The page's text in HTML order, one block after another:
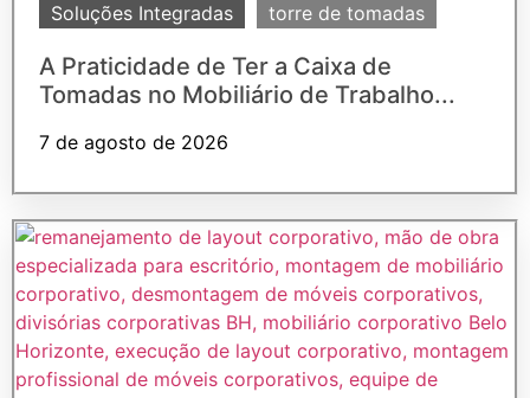
Soluções Integradas
torre de tomadas
A Praticidade de Ter a Caixa de
Tomadas no Mobiliário de Trabalho...
7 de agosto de 2026